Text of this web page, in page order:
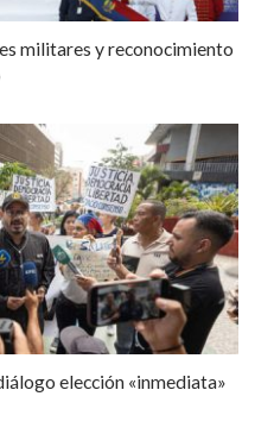
militares y reconocimiento
elección «inmediata»